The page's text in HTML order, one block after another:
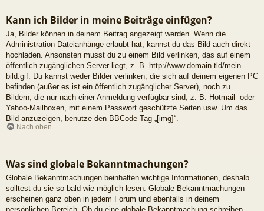
Kann ich Bilder in meine Beiträge einfügen?
Ja, Bilder können in deinem Beitrag angezeigt werden. Wenn die
Administration Dateianhänge erlaubt hat, kannst du das Bild auch direkt
hochladen. Ansonsten musst du zu einem Bild verlinken, das auf einem
öffentlich zugänglichen Server liegt, z. B. http://www.domain.tld/mein-
bild.gif. Du kannst weder Bilder verlinken, die sich auf deinem eigenen PC
befinden (außer es ist ein öffentlich zugänglicher Server), noch zu
Bildern, die nur nach einer Anmeldung verfügbar sind, z. B. Hotmail- oder
Yahoo-Mailboxen, mit einem Passwort geschützte Seiten usw. Um das
Bild anzuzeigen, benutze den BBCode-Tag „[img]“.
Nach oben
Was sind globale Bekanntmachungen?
Globale Bekanntmachungen beinhalten wichtige Informationen, deshalb
solltest du sie so bald wie möglich lesen. Globale Bekanntmachungen
erscheinen ganz oben in jedem Forum und ebenfalls in deinem